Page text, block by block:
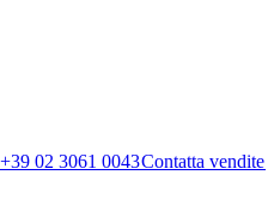
02 3061 0043​​Contatta vendite​​